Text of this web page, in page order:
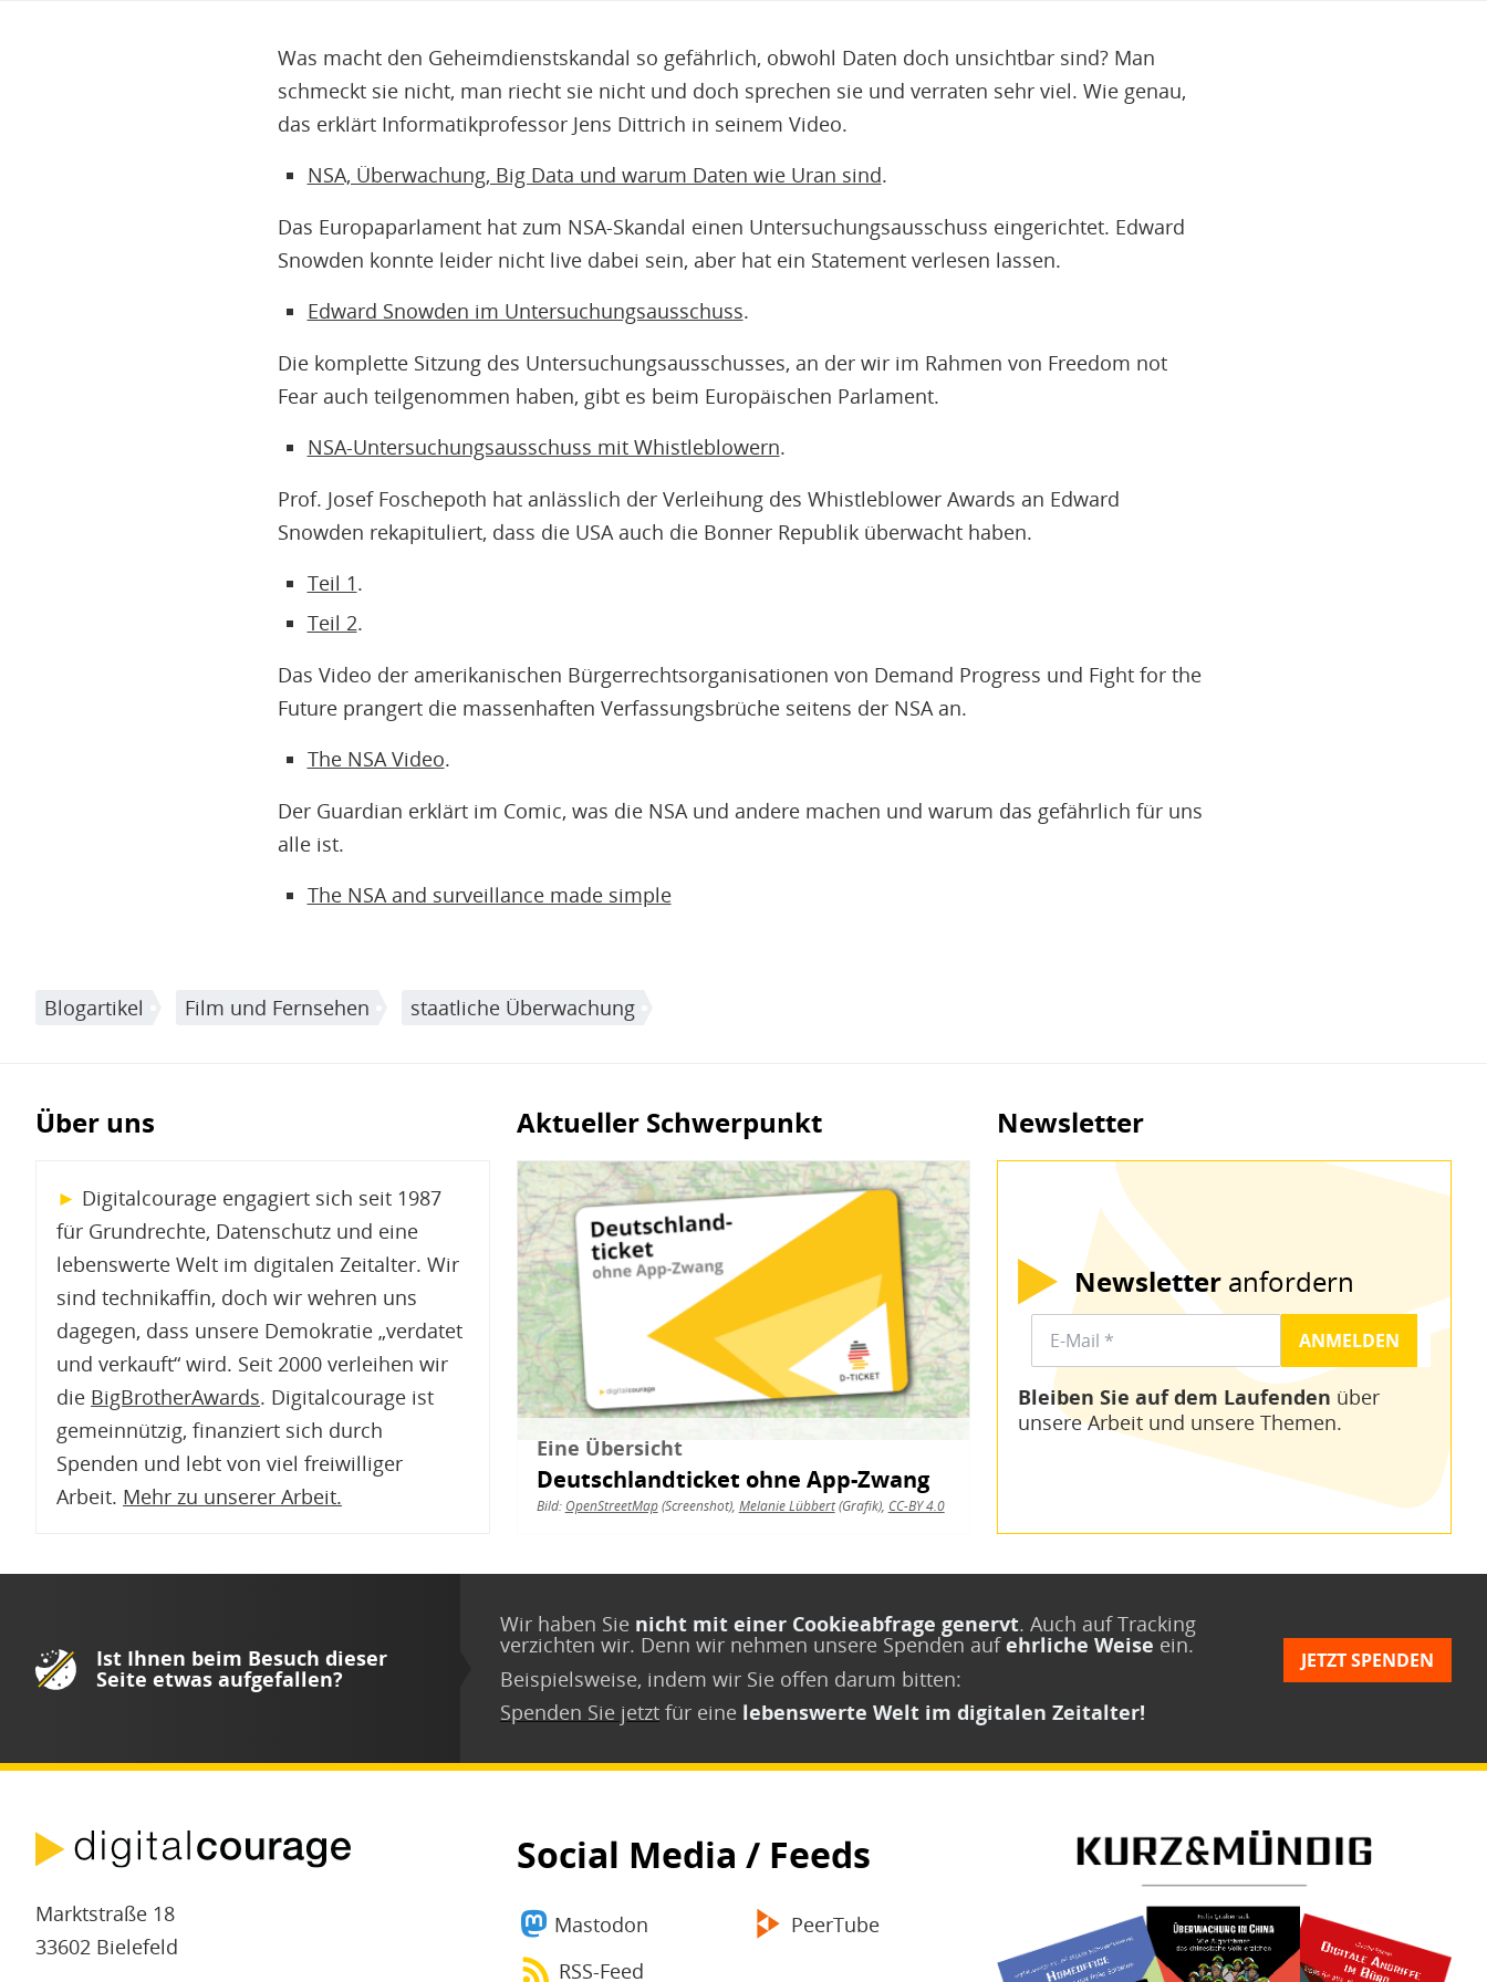
Was macht den Geheimdienstskandal so gefährlich, obwohl Daten doch unsichtbar sind? Man
schmeckt sie nicht, man riecht sie nicht und doch sprechen sie und verraten sehr viel. Wie genau,
das erklärt Informatikprofessor Jens Dittrich in seinem Video.
NSA, Überwachung, Big Data und warum Daten wie Uran sind.
Das Europaparlament hat zum NSA-Skandal einen Untersuchungsausschuss eingerichtet. Edward
Snowden konnte leider nicht live dabei sein, aber hat ein Statement verlesen lassen.
Edward Snowden im Untersuchungsausschuss.
Die komplette Sitzung des Untersuchungsausschusses, an der wir im Rahmen von Freedom not
Fear auch teilgenommen haben, gibt es beim Europäischen Parlament.
NSA-Untersuchungsausschuss mit Whistleblowern.
Prof. Josef Foschepoth hat anlässlich der Verleihung des Whistleblower Awards an Edward
Snowden rekapituliert, dass die USA auch die Bonner Republik überwacht haben.
Teil 1.
Teil 2.
Das Video der amerikanischen Bürgerrechtsorganisationen von Demand Progress und Fight for the
Future prangert die massenhaften Verfassungsbrüche seitens der NSA an.
The NSA Video.
Der Guardian erklärt im Comic, was die NSA und andere machen und warum das gefährlich für uns
alle ist.
The NSA and surveillance made simple
Blogartikel Film und Fernsehen staatliche Überwachung
Über uns
► Digitalcourage engagiert sich seit 1987
für Grundrechte, Datenschutz und eine
lebenswerte Welt im digitalen Zeitalter. Wir
sind technikaffin, doch wir wehren uns
dagegen, dass unsere Demokratie „verdatet
und verkauft“ wird. Seit 2000 verleihen wir
die BigBrotherAwards. Digitalcourage ist
gemeinnützig, finanziert sich durch
Spenden und lebt von viel freiwilliger
Arbeit. Mehr zu unserer Arbeit.
Aktueller Schwerpunkt
Bild
Eine Übersicht
Deutschlandticket ohne App-Zwang
Bild: OpenStreetMap(Screenshot), Melanie Lübbert(Grafik), CC-BY 4.0
Newsletter
Newsletter anfordern
Bleiben Sie auf dem Laufenden über
unsere Arbeit und unsere Themen.
Ist Ihnen beim Besuch dieser
Seite etwas aufgefallen?
Wir haben Sie nicht mit einer Cookieabfrage genervt. Auch auf Tracking
verzichten wir. Denn wir nehmen unsere Spenden aufehrliche Weise ein.
Beispielsweise, indem wir Sie offen darum bitten:
Spenden Sie jetzt für eine lebenswerte Welt im digitalen Zeitalter!
JETZT SPENDEN
Marktstraße 18
33602 Bielefeld
Social Media / Feeds
Mastodon
PeerTube
RSS-Feed